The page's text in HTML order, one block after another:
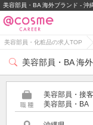
美容部員・BA 海外ブランド - 沖
美容部員・化粧品の求人TOP
美容部員・BA 海
美容部員・接
美容部員・BA